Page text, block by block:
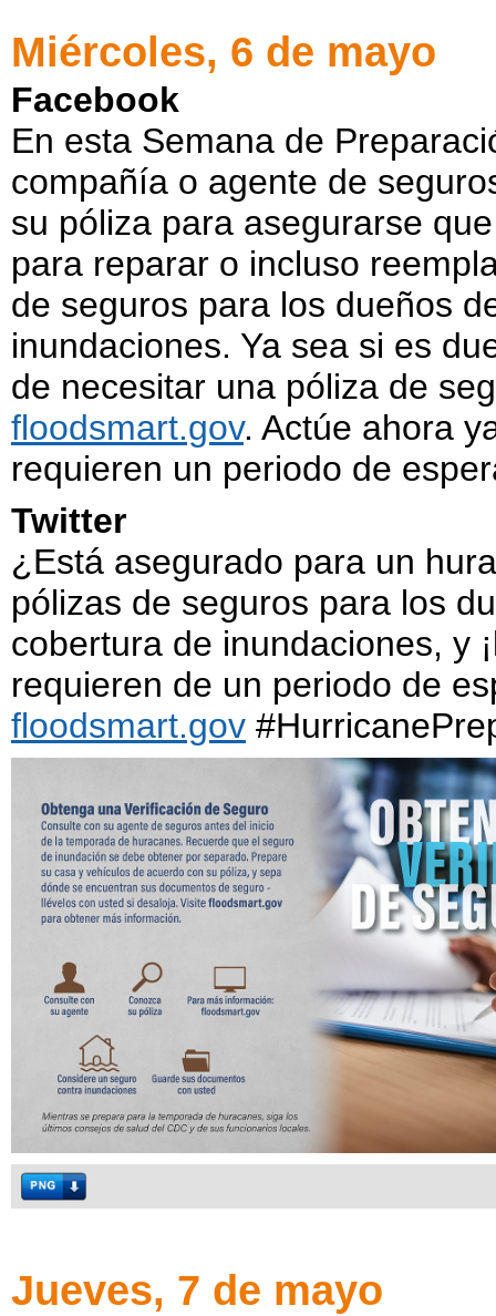
Miércoles, 6 de mayo
Facebook
En esta Semana de
compañía o agente de
su póliza para asegurarse
para reparar o incluso
de seguros para los dueños
inundaciones. Ya sea si es
de necesitar una póliza de
floodsmart.gov. Actúe ahora
requieren un periodo de
Twitter
¿Está asegurado para un
pólizas de seguros para los
cobertura de inundaciones, y
requieren de un periodo de
floodsmart.gov
Jueves, 7 de mayo